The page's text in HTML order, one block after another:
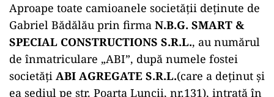
Aproape toate camioanele societății deținute de
Gabriel Bădălău prin firma N.B.G. SMART &
SPECIAL CONSTRUCTIONS S.R.L., au numărul
de înmatriculare „ABI”, după numele fostei
societăți ABI AGREGATE S.R.L.(care a deținut și
ea sediul pe str. Poarta Luncii, nr.131), intrată în